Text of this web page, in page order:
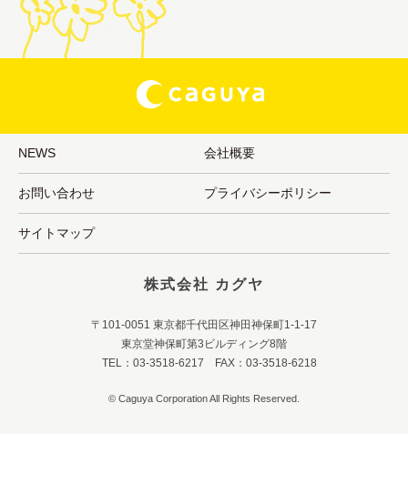
NEWS 会社概要
お問い合わせ プライバシーポリシー
サイトマップ
株式会社 カグヤ
〒101-0051 東京都千代田区神田神保町1-1-17
東京堂神保町第3ビルディング8階
TEL：03-3518-6217 FAX：03-3518-6218
© Caguya Corporation All Rights Reserved.